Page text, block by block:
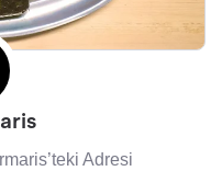
Adresi